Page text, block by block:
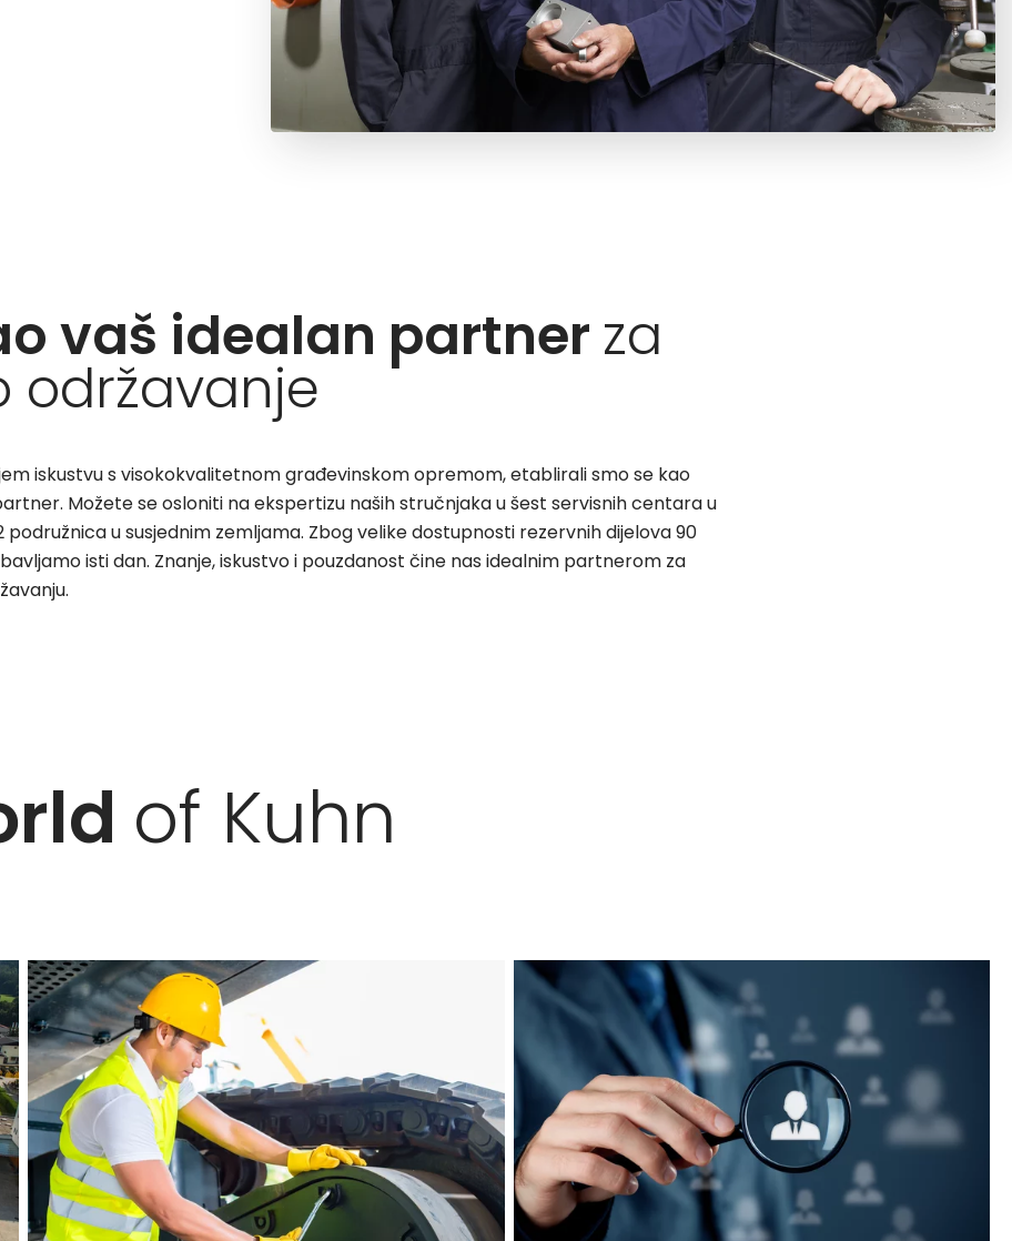
vaš idealan partner za
održavanje
iskustvu s visokokvalitetnom građevinskom opremom, etablirali smo se kao
Možete se osloniti na ekspertizu naših stručnjaka u šest servisnih centara u
podružnica u susjednim zemljama. Zbog velike dostupnosti rezervnih dijelova 90
isti dan. Znanje, iskustvo i pouzdanost čine nas idealnim partnerom za
of Kuhn